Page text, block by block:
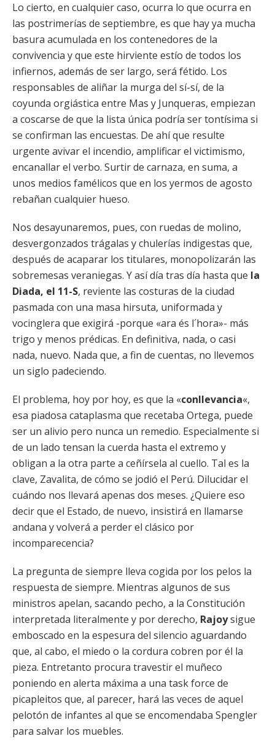
Lo cierto, en cualquier caso, ocurra lo que ocurra en
las postrimerías de septiembre, es que hay ya mucha
basura acumulada en los contenedores de la
convivencia y que este hirviente estío de todos los
infiernos, además de ser largo, será fétido. Los
responsables de aliñar la murga del sí-sí, de la
coyunda orgiástica entre Mas y Junqueras, empiezan
a coscarse de que la lista única podría ser tontísima si
se confirman las encuestas. De ahí que resulte
urgente avivar el incendio, amplificar el victimismo,
encanallar el verbo. Surtir de carnaza, en suma, a
unos medios famélicos que en los yermos de agosto
rebañan cualquier hueso.
Nos desayunaremos, pues, con ruedas de molino,
desvergonzados trágalas y chulerías indigestas que,
después de acaparar los titulares, monopolizarán las
sobremesas veraniegas. Y así día tras día hasta que la
Diada, el 11-S, reviente las costuras de la ciudad
pasmada con una masa hirsuta, uniformada y
vocinglera que exigirá -porque «ara és l´hora»- más
trigo y menos prédicas. En definitiva, nada, o casi
nada, nuevo. Nada que, a fin de cuentas, no llevemos
un siglo padeciendo.
El problema, hoy por hoy, es que la «conllevancia«,
esa piadosa cataplasma que recetaba Ortega, puede
ser un alivio pero nunca un remedio. Especialmente si
de un lado tensan la cuerda hasta el extremo y
obligan a la otra parte a ceñírsela al cuello. Tal es la
clave, Zavalita, de cómo se jodió el Perú. Dilucidar el
cuándo nos llevará apenas dos meses. ¿Quiere eso
decir que el Estado, de nuevo, insistirá en llamarse
andana y volverá a perder el clásico por
incomparecencia?
La pregunta de siempre lleva cogida por los pelos la
respuesta de siempre. Mientras algunos de sus
ministros apelan, sacando pecho, a la Constitución
interpretada literalmente y por derecho, Rajoysigue
emboscado en la espesura del silencio aguardando
que, al cabo, el miedo o la cordura cobren por él la
pieza. Entretanto procura travestir el muñeco
poniendo en alerta máxima a una task force de
picapleitos que, al parecer, hará las veces de aquel
pelotón de infantes al que se encomendaba Spengler
para salvar los muebles.